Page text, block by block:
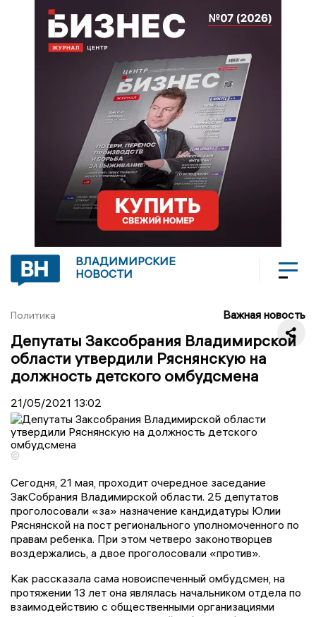
ВЛАДИМИРСКИЕ
НОВОСТИ
Политика Важная новость
Депутаты Заксобрания Владимирской
области утвердили Ряснянскую на
должность детского омбудсмена
21/05/2021 13:02
©
Сегодня, 21 мая, проходит очередное заседание
ЗакСобрания Владимирской области. 25 депутатов
проголосовали «за» назначение кандидатуры Юлии
Ряснянской на пост регионального уполномоченного по
правам ребенка. При этом четверо законотворцев
воздержались, а двое проголосовали «против».
Как рассказала сама новоиспеченный омбудсмен, на
протяжении 13 лет она являлась начальником отдела по
взаимодействию с общественными организациями